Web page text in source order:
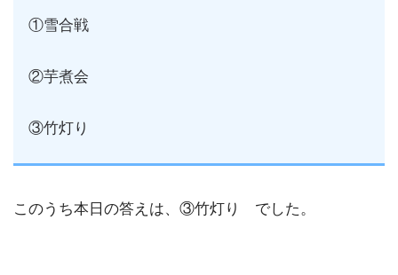
①雪合戦
②芋煮会
③竹灯り
このうち本日の答えは、③竹灯り でした。